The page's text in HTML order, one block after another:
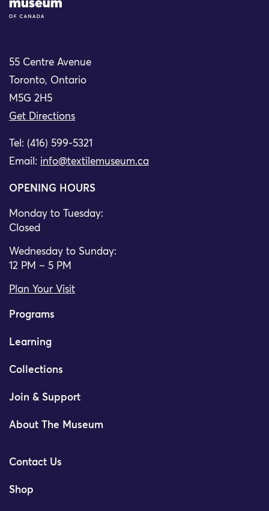
55 Centre Avenue
Toronto, Ontario
M5G 2H5
Get Directions
Tel: (416) 599-5321
Email: info@textilemuseum.ca
OPENING HOURS
Monday to Tuesday:
Closed
Wednesday to Sunday:
12 PM – 5 PM
Plan Your Visit
Programs
Learning
Collections
Join & Support
About The Museum
Contact Us
Shop